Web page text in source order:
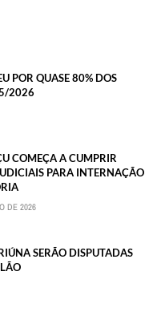
POR QUASE 80% DOS
2026
COMEÇA A CUMPRIR
PARA INTERNAÇÃO
DE 2026
SERÃO DISPUTADAS